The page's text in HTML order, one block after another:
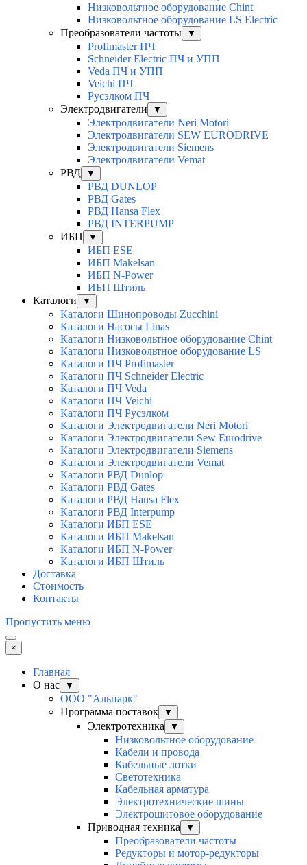
Низковольтное оборудование Chint
Низковольтное оборудование LS Electric
Преобразователи частоты
▼
Profimaster ПЧ
Schneider Electric ПЧ и УПП
Veda ПЧ и УПП
Veichi ПЧ
Русэлком ПЧ
Электродвигатели
▼
Электродвигатели Neri Motori
Электродвигатели SEW EURODRIVE
Электродвигатели Siemens
Электродвигатели Vemat
РВД
▼
РВД DUNLOP
РВД Gates
РВД Hansa Flex
РВД INTERPUMP
ИБП
▼
ИБП ESE
ИБП Makelsan
ИБП N-Power
ИБП Штиль
Каталоги
▼
Каталоги Шинопроводы Zucchini
Каталоги Насосы Linas
Каталоги Низковольтное оборудование Chint
Каталоги Низковольтное оборудование LS
Каталоги ПЧ Profimaster
Каталоги ПЧ Schneider Electric
Каталоги ПЧ Veda
Каталоги ПЧ Veichi
Каталоги ПЧ Русэлком
Каталоги Электродвигатели Neri Motori
Каталоги Электродвигатели Sew Eurodrive
Каталоги Электродвигатели Siemens
Каталоги Электродвигатели Vemat
Каталоги РВД Dunlop
Каталоги РВД Gates
Каталоги РВД Hansa Flex
Каталоги РВД Interpump
Каталоги ИБП ESE
Каталоги ИБП Makelsan
Каталоги ИБП N-Power
Каталоги ИБП Штиль
Доставка
Стоимость
Контакты
Пропустить меню
×
Главная
О нас
▼
ООО "Альпарк"
Программа поставок
▼
Электротехника ▼
Низковольтное оборудование
Кабели и провода
Кабельные лотки
Светотехника
Кабельная арматура
Электротехнические шины
Электрощитовое оборудование
Приводная техника
▼
Преобразователи частоты
Редукторы и мотор-редукторы